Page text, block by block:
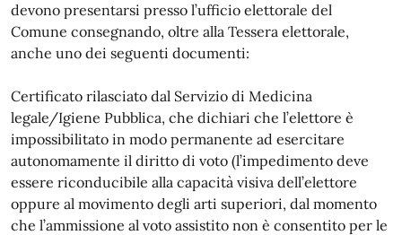
devono presentarsi presso l’ufficio elettorale del
Comune consegnando, oltre alla Tessera elettorale,
anche uno dei seguenti documenti:
Certificato rilasciato dal Servizio di Medicina
legale/Igiene Pubblica, che dichiari che l’elettore è
impossibilitato in modo permanente ad esercitare
autonomamente il diritto di voto (l’impedimento deve
essere riconducibile alla capacità visiva dell’elettore
oppure al movimento degli arti superiori, dal momento
che l’ammissione al voto assistito non è consentito per le